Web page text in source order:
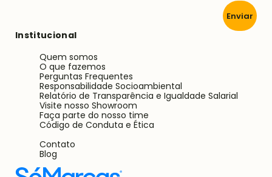
Institucional
Quem somos
O que fazemos
Perguntas Frequentes
Responsabilidade Socioambiental
Visite nosso Showroom
Faça parte do nosso time
Código de Conduta e Ética